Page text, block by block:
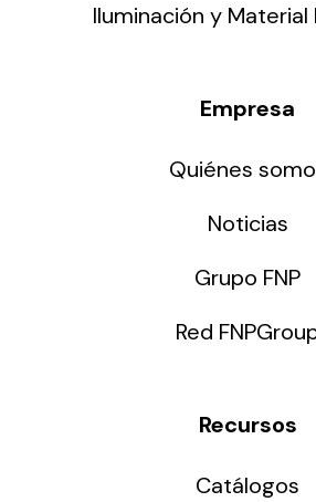
Iluminación y
Empresa
Quiénes
Noticias
Grupo FNP
Red
Recursos
Catálogos